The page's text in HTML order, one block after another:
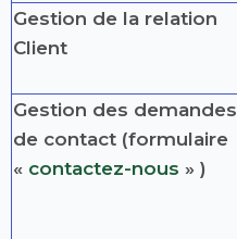
Gestion de la relation
Client
Gestion des demandes
de contact (formulaire
« contactez-nous » )